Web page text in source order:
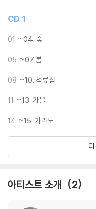
CD 1
01 ~04. 숲
05 ~07.봄
08 ~10. 석류집
11 ~13. 가을
14 ~15. 가라도
아티스트 소개 2